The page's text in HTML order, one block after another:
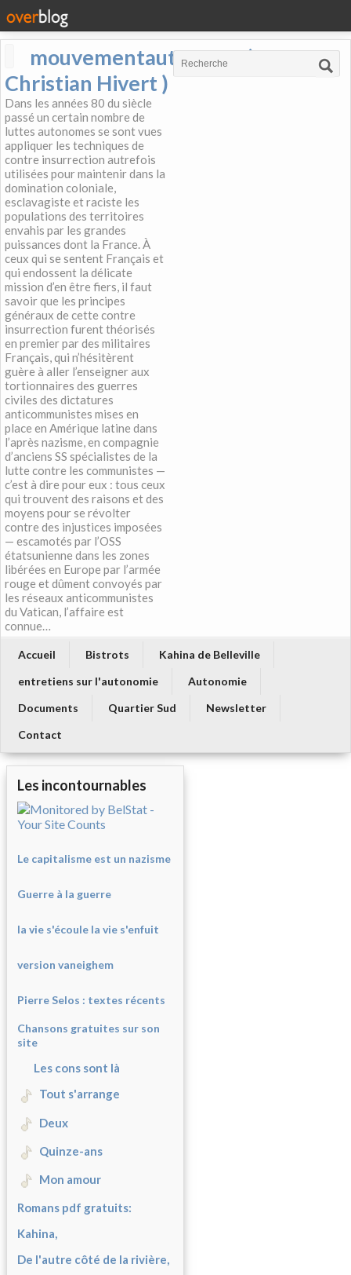
mouvementautonome (
Christian Hivert )
Dans les années 80 du siècle
passé un certain nombre de
luttes autonomes se sont vues
appliquer les techniques de
contre insurrection autrefois
utilisées pour maintenir dans la
domination coloniale,
esclavagiste et raciste les
populations des territoires
envahis par les grandes
puissances dont la France. À
ceux qui se sentent Français et
qui endossent la délicate
mission d’en être fiers, il faut
savoir que les principes
généraux de cette contre
insurrection furent théorisés
en premier par des militaires
Français, qui n’hésitèrent
guère à aller l’enseigner aux
tortionnaires des guerres
civiles des dictatures
anticommunistes mises en
place en Amérique latine dans
l’après nazisme, en compagnie
d’anciens SS spécialistes de la
lutte contre les communistes —
c’est à dire pour eux : tous ceux
qui trouvent des raisons et des
moyens pour se révolter
contre des injustices imposées
— escamotés par l’OSS
étatsunienne dans les zones
libérées en Europe par l’armée
rouge et dûment convoyés par
les réseaux anticommunistes
du Vatican, l’affaire est
connue…
Accueil Bistrots
Kahina de Belleville
entretiens sur l'autonomie
Autonomie
Documents
Quartier Sud
Newsletter
Contact
Les incontournables
Le capitalisme est un nazisme
Guerre à la guerre
la vie s'écoule la vie s'enfuit
version vaneighem
Pierre Selos : textes récents
Chansons gratuites sur son
site
Les cons sont là
Tout s'arrange
Deux
Quinze-ans
Mon amour
Romans pdf gratuits:
Kahina,
De l'autre côté de la rivière,